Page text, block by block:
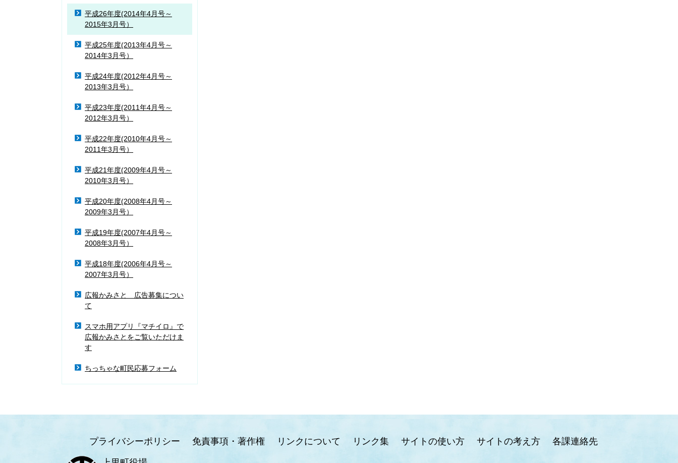
平成26年度(2014年4月号～
2015年3月号）
平成25年度(2013年4月号～
2014年3月号）
平成24年度(2012年4月号～
2013年3月号）
平成23年度(2011年4月号～
2012年3月号）
平成22年度(2010年4月号～
2011年3月号）
平成21年度(2009年4月号～
2010年3月号）
平成20年度(2008年4月号～
2009年3月号）
平成19年度(2007年4月号～
2008年3月号）
平成18年度(2006年4月号～
2007年3月号）
広報かみさと 広告募集につい
て
スマホ用アプリ『マチイロ』で
広報かみさとをご覧いただけま
す
ちっちゃな町民応募フォーム
プライバシーポリシー 免責事項・著作権 リンクについて リンク集 サイトの使い方 サイトの考え方 各課連絡先